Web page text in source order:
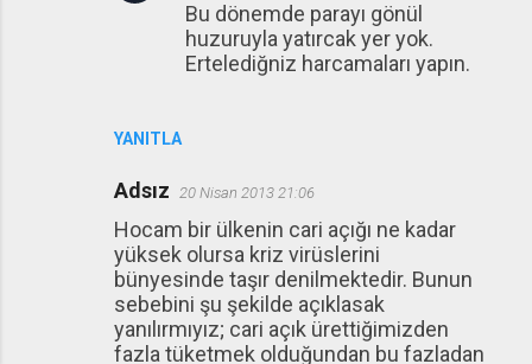
YANITLA
Bu dönemde parayı gönül
huzuruyla yatırcak yer yok.
Ertelediğniz harcamaları yapın.
Adsız 20 Nisan 2013 21:06
Hocam bir ülkenin cari açığı ne kadar
yüksek olursa kriz virüslerini
bünyesinde taşır denilmektedir. Bunun
sebebini şu şekilde açıklasak
yanılırmıyız; cari açık ürettiğimizden
fazla tüketmek olduğundan bu fazladan